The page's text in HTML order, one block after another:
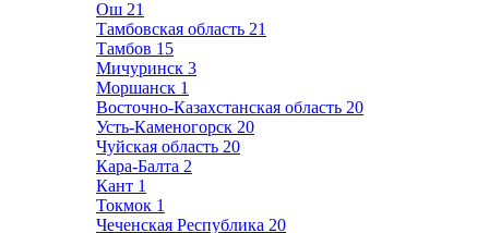
Ош 21
Тамбовская область 21
Тамбов 15
Мичуринск 3
Моршанск 1
Восточно-Казахстанская область 20
Усть-Каменогорск 20
Чуйская область 20
Кара-Балта 2
Кант 1
Токмок 1
Чеченская Республика 20